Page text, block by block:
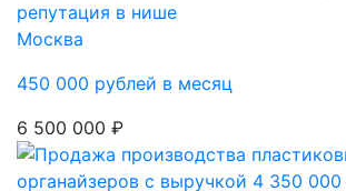
репутация в нише
Москва
450 000 рублей в месяц
6 500 000 ₽